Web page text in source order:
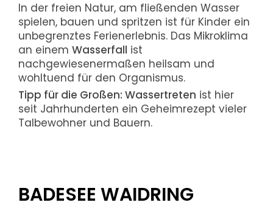
In der freien Natur, am fließenden Wasser
spielen, bauen und spritzen ist für Kinder ein
unbegrenztes Ferienerlebnis. Das Mikroklima
an einem Wasserfall ist
nachgewiesenermaßen heilsam und
wohltuend für den Organismus.
Tipp für die Großen: Wassertreten ist hier
seit Jahrhunderten ein Geheimrezept vieler
Talbewohner und Bauern.
BADESEE WAIDRING